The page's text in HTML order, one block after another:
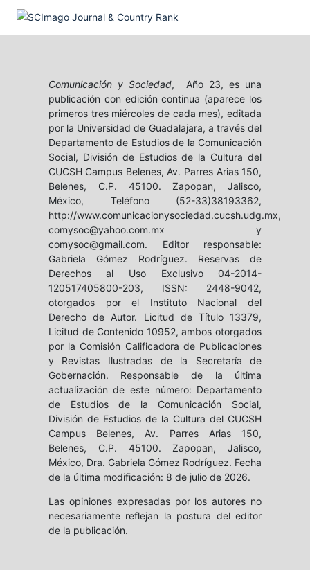
Comunicación y Sociedad, Año 23, es una
publicación con edición continua (aparece los
primeros tres miércoles de cada mes), editada
por la Universidad de Guadalajara, a través del
Departamento de Estudios de la Comunicación
Social, División de Estudios de la Cultura del
CUCSH Campus Belenes, Av. Parres Arias 150,
Belenes, C.P. 45100. Zapopan, Jalisco,
México, Teléfono (52-33)38193362,
http://www.comunicacionysociedad.cucsh.udg.mx,
comysoc@yahoo.com.mx y
comysoc@gmail.com. Editor responsable:
Gabriela Gómez Rodríguez. Reservas de
Derechos al Uso Exclusivo 04-2014-
120517405800-203, ISSN: 2448-9042,
otorgados por el Instituto Nacional del
Derecho de Autor. Licitud de Título 13379,
Licitud de Contenido 10952, ambos otorgados
por la Comisión Calificadora de Publicaciones
y Revistas Ilustradas de la Secretaría de
Gobernación. Responsable de la última
actualización de este número: Departamento
de Estudios de la Comunicación Social,
División de Estudios de la Cultura del CUCSH
Campus Belenes, Av. Parres Arias 150,
Belenes, C.P. 45100. Zapopan, Jalisco,
México, Dra. Gabriela Gómez Rodríguez. Fecha
de la última modificación: 8 de julio de 2026.
Las opiniones expresadas por los autores no
necesariamente reflejan la postura del editor
de la publicación.